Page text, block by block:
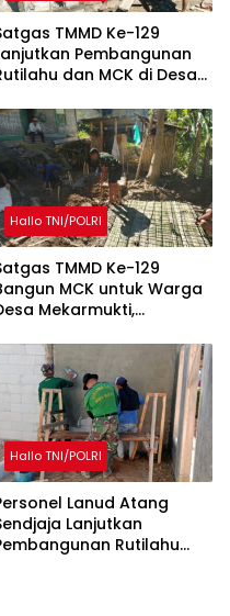
TMMD Ke-129
Pembangunan
dan MCK di Desa
Hallo TNI/POLRI
TMMD Ke-129
MCK untuk Warga
Mekarmukti,
Hallo TNI/POLRI
Lanud Atang
Lanjutkan
Rutilahu